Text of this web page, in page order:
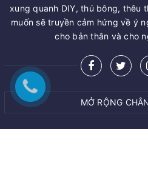
xung quanh DIY, thú bông, thêu
muốn sẽ truyền cảm hứng về ý
cho bản thân và cho
MỞ RỘNG